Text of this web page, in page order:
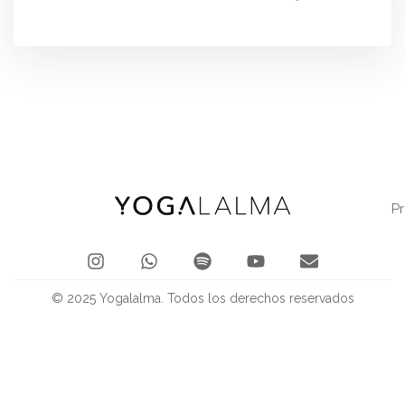
© 2025 Yogalalma. Todos los derechos reservados